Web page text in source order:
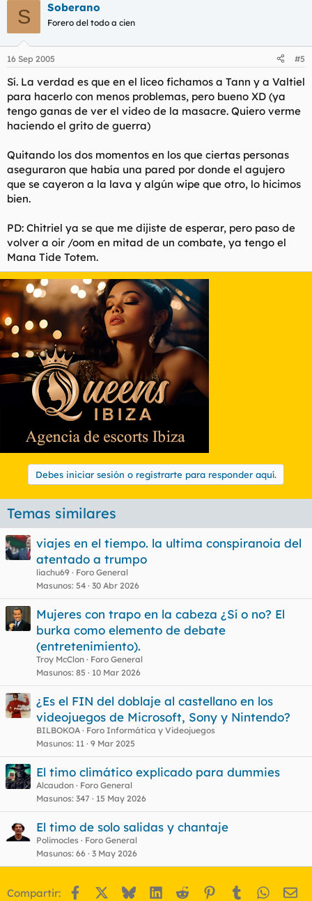
S Soberano
Forero del todo a cien
16 Sep 2005 #5
Sí. La verdad es que en el liceo fichamos a Tann y a Valtiel
para hacerlo con menos problemas, pero bueno XD (ya
tengo ganas de ver el video de la masacre. Quiero verme
haciendo el grito de guerra)
Quitando los dos momentos en los que ciertas personas
aseguraron que había una pared por donde el agujero
que se cayeron a la lava y algún wipe que otro, lo hicimos
bien.
PD: Chitriel ya se que me dijiste de esperar, pero paso de
volver a oir /oom en mitad de un combate, ya tengo el
Mana Tide Totem.
Debes iniciar sesión o registrarte para responder aquí.
Temas similares
viajes en el tiempo. la ultima conspiranoia del
atentado a trumpo
liachu69
Foro General
Masunos 54 30 Abr 2026
Mujeres con trapo en la cabeza ¿Sí o no? El
burka como elemento de debate
(entretenimiento).
Troy McClon
Foro General
Masunos 85 10 Mar 2026
¿Es el FIN del doblaje al castellano en los
videojuegos de Microsoft, Sony y Nintendo?
BILBOKOA
Foro Informática y Videojuegos
Masunos 11 9 Mar 2025
El timo climático explicado para dummies
Alcaudon
Foro General
Masunos 347 15 May 2026
El timo de solo salidas y chantaje
Polimocles
Foro General
Masunos 66 3 May 2026
Compartir: Facebook BlueskyLinkedIn
Reddit Pinterest
Tumblr